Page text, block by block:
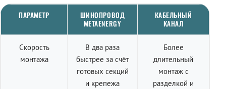
ПАРАМЕТР
ШИНОПРОВОД
METAENERGY
КАБЕЛЬНЫЙ
КАНАЛ
Скорость
монтажа
В два раза
быстрее за счёт
готовых секций
и крепежа
Более
длительный
монтаж с
разделкой и